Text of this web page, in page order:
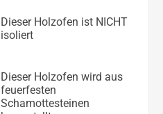
Dieser Holzofen ist NICHT
isoliert
Dieser Holzofen wird aus
feuerfesten
Schamottesteinen